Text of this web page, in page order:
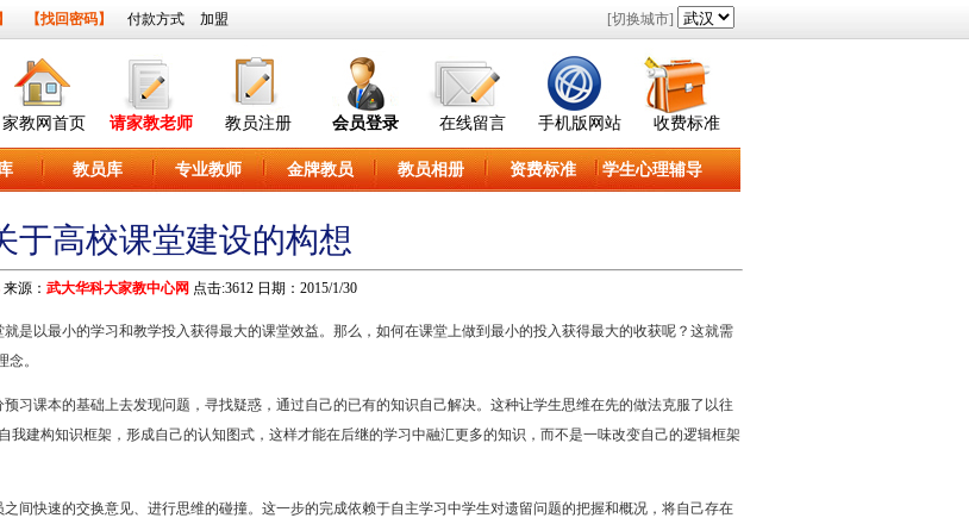
【找回密码】 付款方式 加盟 [切换城市]
家教网首页 请家教老师 教员注册 会员登录 在线留言 手机版网站 收费标准
教员库 专业教师 金牌教员 教员相册 资费标准 学生心理辅导
于高校课堂建设的构想
来源： 武大华科大家教中心网 点击:3612 日期：2015/1/30
是以最小的学习和教学投入获得最大的课堂效益。那么，如何在课堂上做到最小的投入获得最大的收获呢？这就需
。
习课本的基础上去发现问题，寻找疑惑，通过自己的已有的知识自己解决。这种让学生思维在先的做法克服了以往
建构知识框架，形成自己的认知图式，这样才能在后继的学习中融汇更多的知识，而不是一味改变自己的逻辑框架
间快速的交换意见、进行思维的碰撞。这一步的完成依赖于自主学习中学生对遗留问题的把握和概况，将自己存在